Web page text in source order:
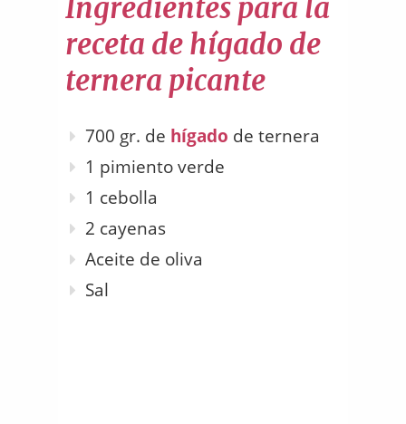
Ingredientes para la
receta de hígado de
ternera picante
700 gr. de hígado de ternera
1 pimiento verde
1 cebolla
2 cayenas
Aceite de oliva
Sal